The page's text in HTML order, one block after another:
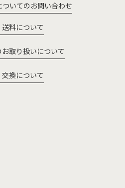
ついてのお問い合わせ
料について
取り扱いについて
換について